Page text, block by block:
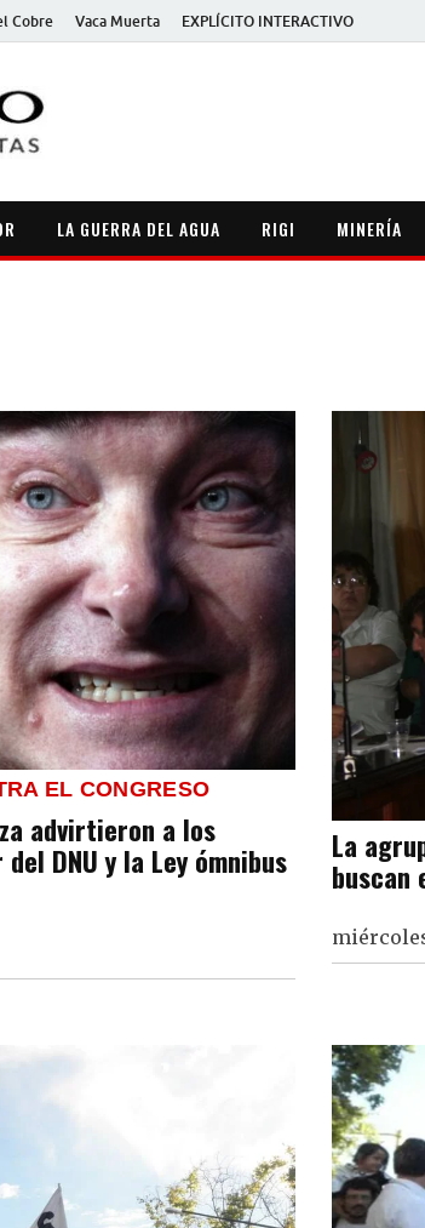
Cobre Vaca Muerta EXPLÍCITO INTERACTIVO
LA GUERRA DEL AGUA RIGI MINERÍA
EL CONGRESO
advirtieron a los
DNU y la Ley ómnibus La
buscan